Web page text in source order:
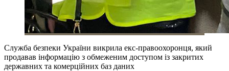
Служба безпеки України викрила екс-правоохоронця, який
продавав інформацію з обмеженим доступом із закритих
державних та комерційних баз даних